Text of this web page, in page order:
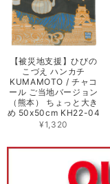
【被災地支援】ひびの
こづえ ハンカチ
KUMAMOTO / チャコ
ール ご当地バージョン
（熊本） ちょっと大き
め 50x50cm KH22-04
¥1,320